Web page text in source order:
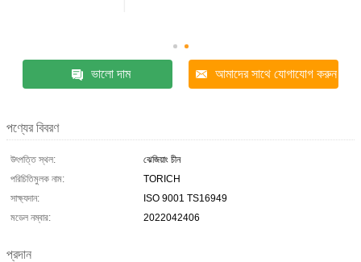
ভালো দাম আমাদের সাথে যোগাযোগ করুন
পণ্যের বিবরণ
উৎপত্তি স্থল:
ঝেজিয়াং চীন
পরিচিতিমুলক নাম:
TORICH
সাক্ষ্যদান:
ISO 9001 TS16949
মডেল নম্বার:
2022042406
প্রদান